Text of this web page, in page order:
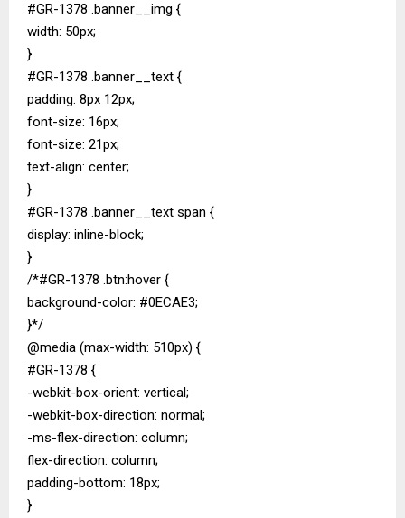
#GR-1378 .banner__img {
width: 50px;
}
#GR-1378 .banner__text {
padding: 8px 12px;
font-size: 16px;
font-size: 21px;
text-align: center;
}
#GR-1378 .banner__text span {
display: inline-block;
}
/*#GR-1378 .btn:hover {
background-color: #0ECAE3;
}*/
@media (max-width: 510px) {
#GR-1378 {
-webkit-box-orient: vertical;
-webkit-box-direction: normal;
-ms-flex-direction: column;
flex-direction: column;
padding-bottom: 18px;
}